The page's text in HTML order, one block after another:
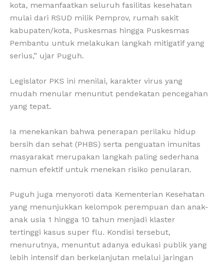
kota, memanfaatkan seluruh fasilitas kesehatan
mulai dari RSUD milik Pemprov, rumah sakit
kabupaten/kota, Puskesmas hingga Puskesmas
Pembantu untuk melakukan langkah mitigatif yang
serius,” ujar Puguh.
Legislator PKS ini menilai, karakter virus yang
mudah menular menuntut pendekatan pencegahan
yang tepat.
Ia menekankan bahwa penerapan perilaku hidup
bersih dan sehat (PHBS) serta penguatan imunitas
masyarakat merupakan langkah paling sederhana
namun efektif untuk menekan risiko penularan.
Puguh juga menyoroti data Kementerian Kesehatan
yang menunjukkan kelompok perempuan dan anak-
anak usia 1 hingga 10 tahun menjadi klaster
tertinggi kasus super flu. Kondisi tersebut,
menurutnya, menuntut adanya edukasi publik yang
lebih intensif dan berkelanjutan melalui jaringan